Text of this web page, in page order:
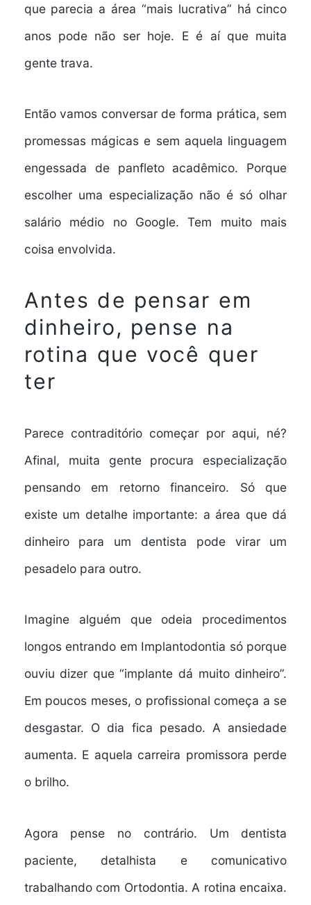
que parecia a área “mais lucrativa” há cinco
anos pode não ser hoje. E é aí que muita
gente trava.
Então vamos conversar de forma prática, sem
promessas mágicas e sem aquela linguagem
engessada de panfleto acadêmico. Porque
escolher uma especialização não é só olhar
salário médio no Google. Tem muito mais
coisa envolvida.
Antes de pensar em
dinheiro, pense na
rotina que você quer
ter
Parece contraditório começar por aqui, né?
Afinal, muita gente procura especialização
pensando em retorno financeiro. Só que
existe um detalhe importante: a área que dá
dinheiro para um dentista pode virar um
pesadelo para outro.
Imagine alguém que odeia procedimentos
longos entrando em Implantodontia só porque
ouviu dizer que “implante dá muito dinheiro”.
Em poucos meses, o profissional começa a se
desgastar. O dia fica pesado. A ansiedade
aumenta. E aquela carreira promissora perde
o brilho.
Agora pense no contrário. Um dentista
paciente, detalhista e comunicativo
trabalhando com Ortodontia. A rotina encaixa.